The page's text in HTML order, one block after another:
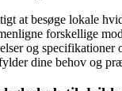
at besøge lokale
forskellige
og specifikationer
dine behov og